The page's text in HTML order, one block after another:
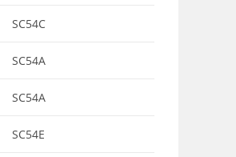
SC54C
SC54A
SC54A
SC54E